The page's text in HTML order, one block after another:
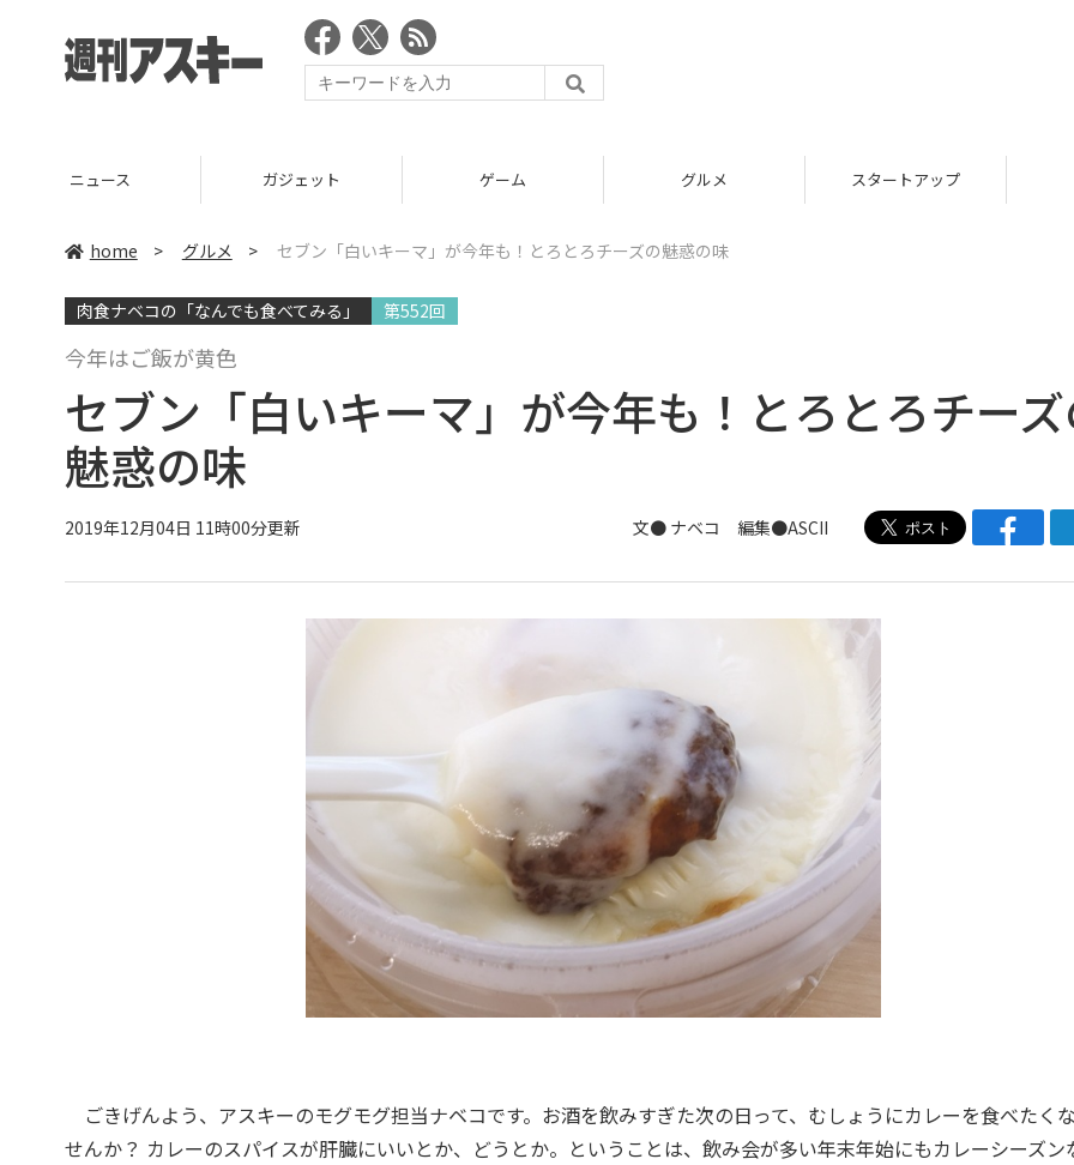
ニュース ガジェット ゲーム グルメ スタートアップ
home > グルメ > セブン「白いキーマ」が今年も！とろとろチーズの魅惑の味
肉食ナベコの「なんでも食べてみる」 第552回
今年はご飯が黄色
セブン「白いキーマ」が今年も！とろとろチー
魅惑の味
2019年12月04日 11時00分更新 文● ナベコ 編集●ASCII
ごきげんよう、アスキーのモグモグ担当ナベコです。お酒を飲みすぎた次の日って、むしょうにカレーを食べたく
せんか？ カレーのスパイスが肝臓にいいとか、どうとか。ということは、飲み会が多い年末年始にもカレーシーズン